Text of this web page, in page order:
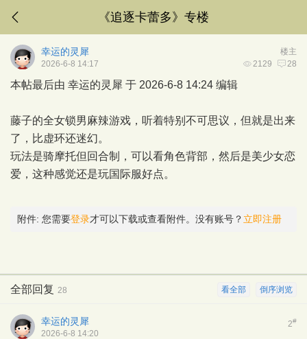
《追逐卡蕾多》专楼
楼主
幸运的灵犀
2129 28
2026-6-8 14:17
本帖最后由 幸运的灵犀 于 2026-6-8 14:24 编辑
藤子的全女锁男麻辣游戏，听着特别不可思议，但就是出来
了，比虚环还迷幻。
玩法是骑摩托但回合制，可以看角色背部，然后是美少女恋
爱，这种感觉还是玩国际服好点。
附件: 您需要登录才可以下载或查看附件。没有账号？ 立即注册
倒序浏览
看全部
全部回复 28
2#
幸运的灵犀
2026-6-8 14:20